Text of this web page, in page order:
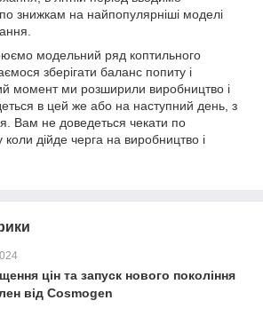
знижкам на найпопулярніші моделі
модельний ряд коптильного
зберігати баланс попиту і
момент ми розширили виробництво і
в цей же або на наступний день, з
Вам не доведеться чекати по
дійде черга на виробництво і
цін та запуск нового покоління
від Cosmogen